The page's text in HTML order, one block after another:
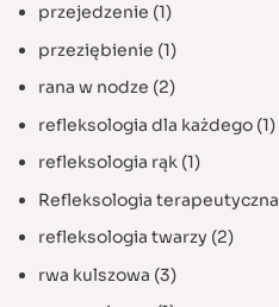
przejedzenie (1)
przeziębienie (1)
rana w nodze (2)
refleksologia dla każdego(1)
refleksologia rąk(1)
Refleksologia terapeutyczna
refleksologia twarzy (2)
rwa kulszowa (3)